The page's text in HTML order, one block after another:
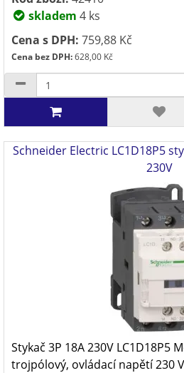
skladem 4 ks
Cena s DPH: 759,88 Kč
Cena bez DPH:628,00 Kč
Schneider Electric LC1D18P5
230V
Stykač 3P 18A 230V LC1D18P5
trojpólový, ovládací napětí 230